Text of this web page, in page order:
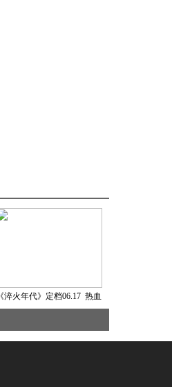
《淬火年代》定档06.17 热血
路